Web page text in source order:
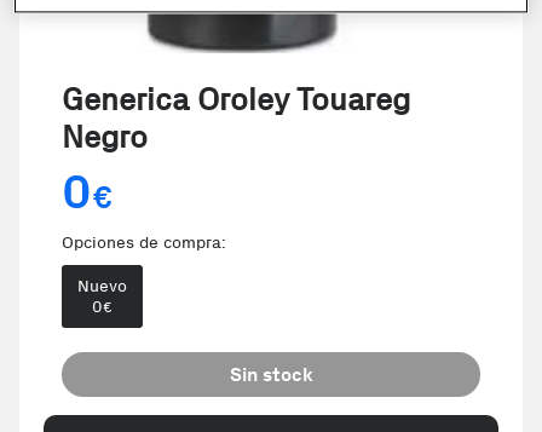
Generica Oroley Touareg
Negro
0€
Opciones de compra:
Nuevo
0€
Sin stock